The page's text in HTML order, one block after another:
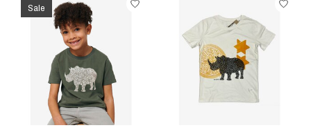
Sale